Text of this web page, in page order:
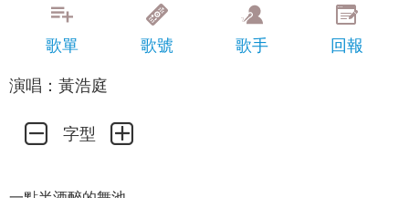
歌單 歌號 歌手
回報
演唱：黃浩庭
字型